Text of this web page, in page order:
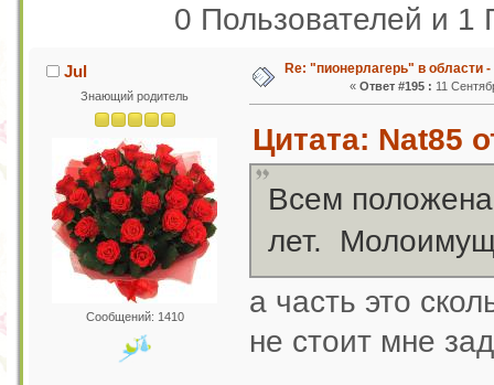
0 Пользователей и 1
Jul
Знающий родитель
Сообщений: 1410
Re: "пионерлагерь" в области -
« Ответ #195 : 11
Цитата: Nat85
Всем
лет.
а часть это
не стоит мне